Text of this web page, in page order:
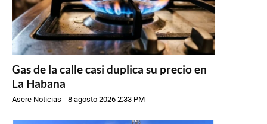
Gas de la calle casi duplica su precio en
La Habana
Asere Noticias -8 agosto 2026 2:33 PM